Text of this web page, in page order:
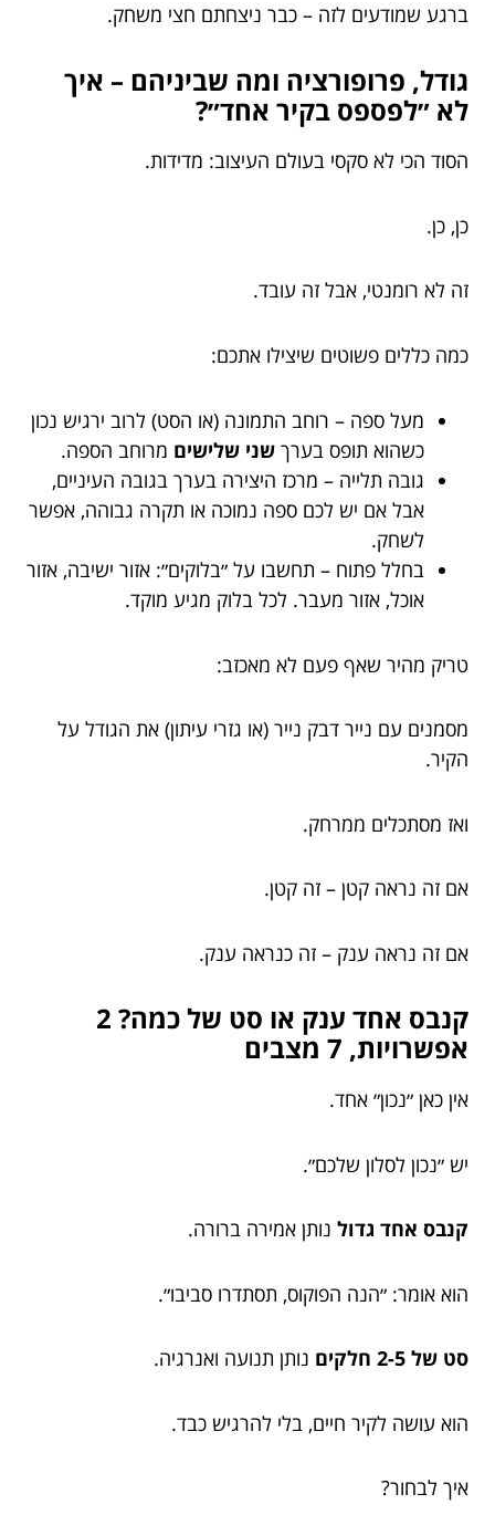
ברגע שמודעים לזה – כבר ניצחתם חצי משחק.
גודל, פרופורציה ומה שביניהם – איך
לא ״לפספס בקיר אחד״?
הסוד הכי לא סקסי בעולם העיצוב: מדידות.
כן, כן.
זה לא רומנטי, אבל זה עובד.
כמה כללים פשוטים שיצילו אתכם:
מעל ספה – רוחב התמונה (או הסט) לרוב ירגיש נכון
כשהוא תופס בערך שני שלישים מרוחב הספה.
גובה תלייה – מרכז היצירה בערך בגובה העיניים,
אבל אם יש לכם ספה נמוכה או תקרה גבוהה, אפשר
לשחק.
בחלל פתוח – תחשבו על ״בלוקים״: אזור ישיבה, אזור
אוכל, אזור מעבר. לכל בלוק מגיע מוקד.
טריק מהיר שאף פעם לא מאכזב:
מסמנים עם נייר דבק נייר (או גזרי עיתון) את הגודל על
הקיר.
ואז מסתכלים ממרחק.
אם זה נראה קטן – זה קטן.
אם זה נראה ענק – זה כנראה ענק.
קנבס אחד ענק או סט של כמה? 2
אפשרויות, 7 מצבים
אין כאן ״נכון״ אחד.
יש ״נכון לסלון שלכם״.
קנבס אחד גדול נותן אמירה ברורה.
הוא אומר: ״הנה הפוקוס, תסתדרו סביבו״.
סט של 2-5 חלקים נותן תנועה ואנרגיה.
הוא עושה לקיר חיים, בלי להרגיש כבד.
איך לבחור?